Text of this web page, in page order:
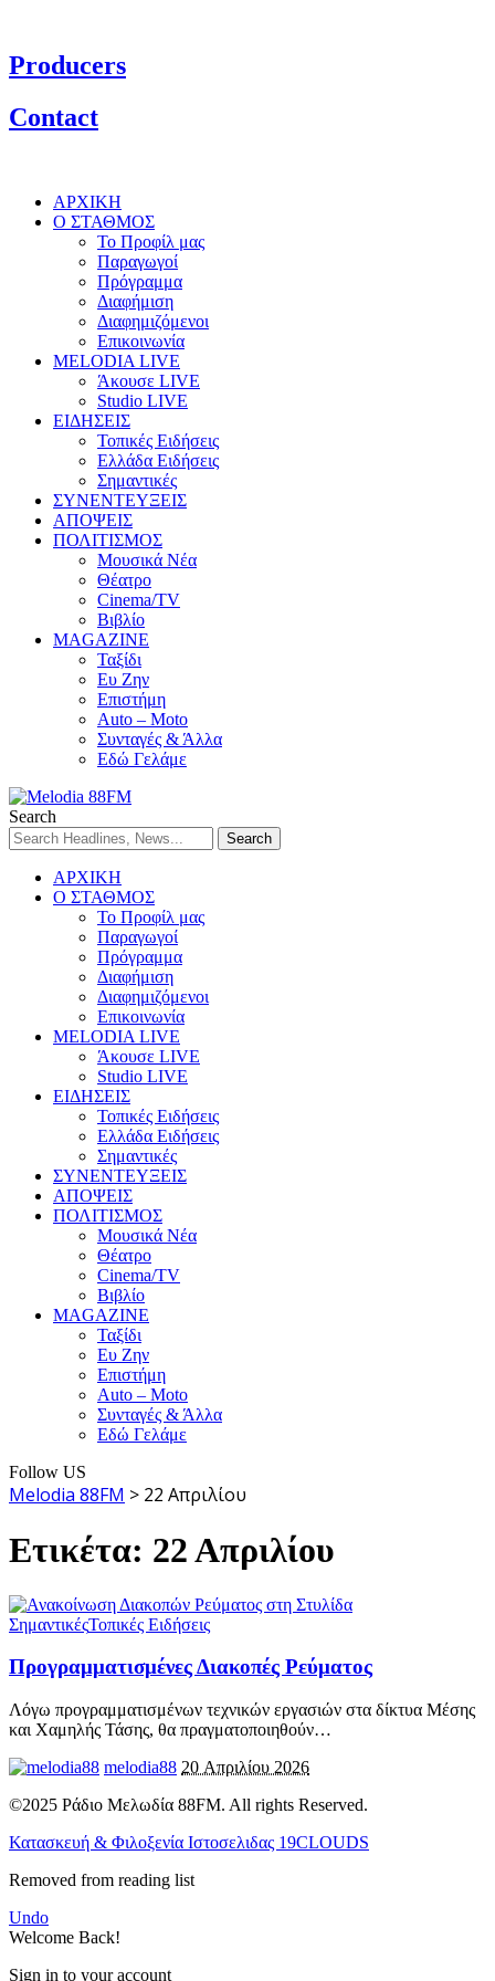
Producers
Contact
ΑΡΧΙΚΗ
Ο ΣΤΑΘΜΟΣ
Το Προφίλ μας
Παραγωγοί
Πρόγραμμα
Διαφήμιση
Διαφημιζόμενοι
Επικοινωνία
MELODIA LIVE
Άκουσε LIVE
Studio LIVE
ΕΙΔΗΣΕΙΣ
Τοπικές Ειδήσεις
Ελλάδα Ειδήσεις
Σημαντικές
ΣΥΝΕΝΤΕΥΞΕΙΣ
ΑΠΟΨΕΙΣ
ΠΟΛΙΤΙΣΜΟΣ
Μουσικά Νέα
Θέατρο
Cinema/TV
Βιβλίο
MAGAZINE
Ταξίδι
Ευ Ζην
Επιστήμη
Auto – Moto
Συνταγές & Άλλα
Εδώ Γελάμε
Search
ΑΡΧΙΚΗ
Ο ΣΤΑΘΜΟΣ
Το Προφίλ μας
Παραγωγοί
Πρόγραμμα
Διαφήμιση
Διαφημιζόμενοι
Επικοινωνία
MELODIA LIVE
Άκουσε LIVE
Studio LIVE
ΕΙΔΗΣΕΙΣ
Τοπικές Ειδήσεις
Ελλάδα Ειδήσεις
Σημαντικές
ΣΥΝΕΝΤΕΥΞΕΙΣ
ΑΠΟΨΕΙΣ
ΠΟΛΙΤΙΣΜΟΣ
Μουσικά Νέα
Θέατρο
Cinema/TV
Βιβλίο
MAGAZINE
Ταξίδι
Ευ Ζην
Επιστήμη
Auto – Moto
Συνταγές & Άλλα
Εδώ Γελάμε
Follow US
Melodia 88FM > 22 Απριλίου
Ετικέτα: 22 Απριλίου
ΣημαντικέςΤοπικές Ειδήσεις
Προγραμματισμένες Διακοπές Ρεύματος
Λόγω προγραμματισμένων τεχνικών εργασιών στα δίκτυα Μέσης
και Χαμηλής Τάσης, θα πραγματοποιηθούν…
melodia88 20 Απριλίου 2026
©2025 Ράδιο Μελωδία 88FM. All rights Reserved.
Κατασκευή & Φιλοξενία Ιστοσελιδας 19CLOUDS
Removed from reading list
Undo
Welcome Back!
Sign in to your account